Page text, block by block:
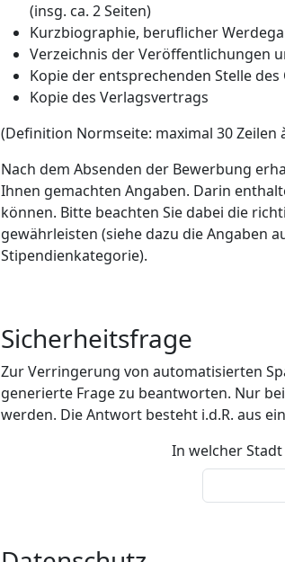
(insg. ca. 2 Seiten)
Kurzbiographie, beruflicher
Verzeichnis der Veröffentlichungen
Kopie der entsprechenden Stelle des
Kopie des Verlagsvertrags
(Definition Normseite: maximal 30 Zeilen
Nach dem Absenden der Bewerbung
Ihnen gemachten Angaben. Darin
können. Bitte beachten Sie dabei die
gewährleisten (siehe dazu die Angaben
Stipendienkategorie).
Sicherheitsfrage
Zur Verringerung von automatisierten
generierte Frage zu beantworten. Nur
werden. Die Antwort besteht i.d.R. aus
In welcher